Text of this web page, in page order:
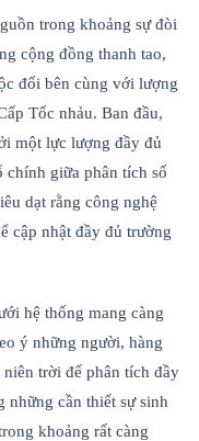
trong khoảng sự đòi
cộng đồng thanh tao,
đối bên cùng với lượng
Tốc nhảu. Ban đầu,
một lực lượng đầy đủ
chính giữa phân tích số
dạt rằng công nghệ
cập nhật đầy đủ trường
hệ thống mang càng
ý những người, hàng
trời để phân tích đầy
những cần thiết sự sinh
khoảng rất càng